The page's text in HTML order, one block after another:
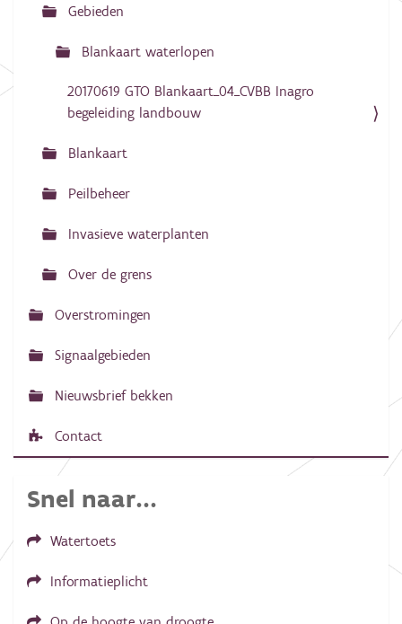
Gebieden
Blankaart waterlopen
20170619 GTO Blankaart_04_CVBB Inagro
begeleiding landbouw
Blankaart
Peilbeheer
Invasieve waterplanten
Over de grens
Overstromingen
Signaalgebieden
Nieuwsbrief bekken
Contact
Snel naar...
Watertoets
Informatieplicht